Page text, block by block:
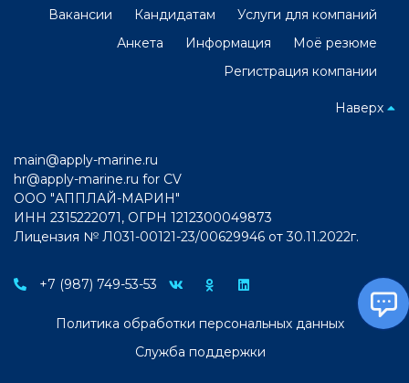
Вакансии Кандидатам
Услуги для компаний
Анкета
Информация
Моё резюме
Регистрация компании
Наверх
main@apply-marine.ru
hr@apply-marine.ru for CV
ООО "АППЛАЙ-МАРИН"
ИНН 2315222071, ОГРН 1212300049873
Лицензия № Л031-00121-23/00629946 от 30.11.2022г.
+7 (987) 749-53-53
Политика обработки персональных данных
Служба поддержки